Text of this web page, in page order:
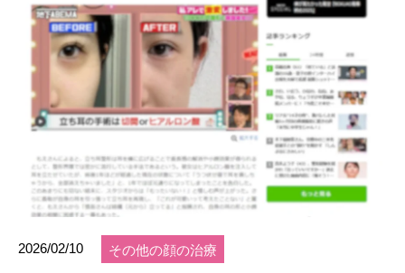
2026/02/10 その他の顔の治療